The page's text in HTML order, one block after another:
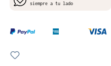
siempre a tu lado